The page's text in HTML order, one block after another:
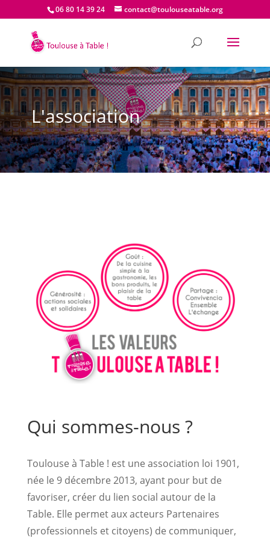
06 80 14 39 24 contact@toulouseatable.org
L'association
Qui sommes-nous ?
Toulouse à Table ! est une association loi 1901,
née le 9 décembre 2013, ayant pour but de
favoriser, créer du lien social autour de la
Table. Elle permet aux acteurs Partenaires
(professionnels et citoyens) de communiquer,